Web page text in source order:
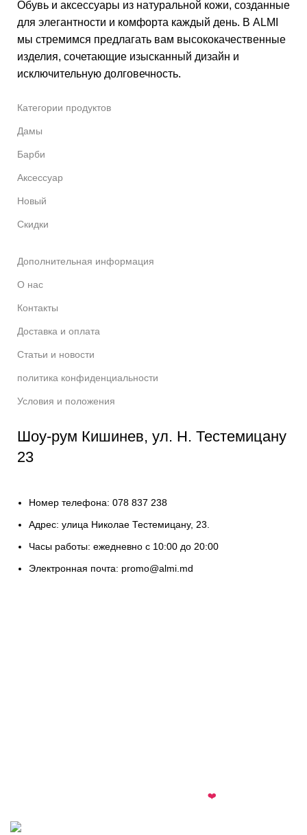
Обувь и аксессуары из натуральной кожи, созданные
для элегантности и комфорта каждый день. В ALMI
мы стремимся предлагать вам высококачественные
изделия, сочетающие изысканный дизайн и
исключительную долговечность.
Категории продуктов
Дамы
Барби
Аксессуар
Новый
Скидки
Дополнительная информация
О нас
Контакты
Доставка и оплата
Статьи и новости
политика конфиденциальности
Условия и положения
Шоу-рум Кишинев, ул. Н. Тестемицану
23
Номер телефона: 078 837 238
Адрес: улица Николае Тестемицану, 23.
Часы работы: ежедневно с 10:00 до 20:00
Электронная почта: promo@almi.md
❤️